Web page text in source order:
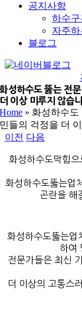
공지사항
하수구
자주
블로그
네
버
블
로
그
화성하수도 뚫는 전
더 이상 미루지 않습
Home » 화성하수도
민들의 걱정을 더
이전 다음
화성하수도막힘
화성하수도뚫는업
곤란을 해
화성하수도뚫는업
하여
전문가들은 최신
더 이상의 고통스